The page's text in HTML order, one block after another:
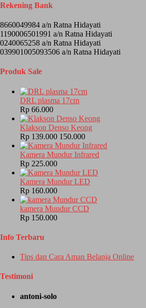
Rekening Bank
8660049984 a/n Ratna Hidayati
1190006501991 a/n Ratna Hidayati
0240065258 a/n Ratna Hidayati
039901005093506 a/n Ratna Hidayati
Produk Sale
DRL plasma 17cm
Rp 66.000
Klakson Denso Keong
Rp 139.000 150.000
Kamera Mundur Infrared
Rp 225.000
Kamera Mundur LED
Rp 160.000
kamera Mundur CCD
Rp 150.000
Info Terbaru
Tips dan Cara Aman Belanja Online
Testimoni
antoni-solo